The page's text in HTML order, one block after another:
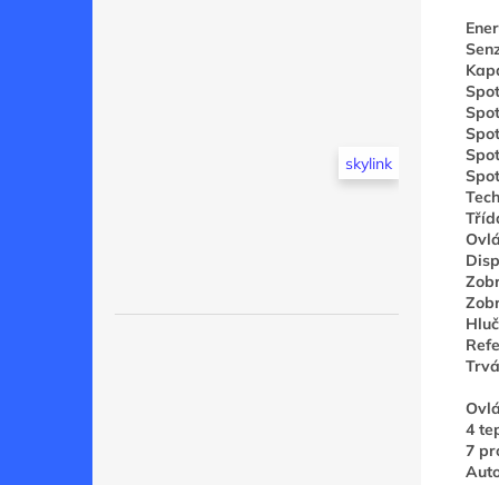
skylink
4
7